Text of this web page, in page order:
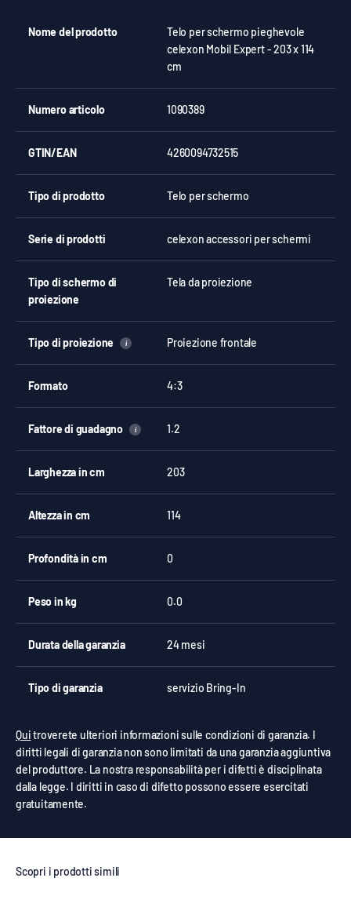
Nome del prodotto
Telo per schermo pieghevole
celexon Mobil Expert - 203 x 114
cm
Numero articolo 1090389
GTIN/EAN 4260094732515
Tipo di prodotto Telo per schermo
Serie di prodotti celexon accessori per schermi
Tipo di schermo di
proiezione
Tela da proiezione
Tipo di proiezione i Proiezione frontale
Formato 4:3
Fattore di guadagno i 1.2
Larghezza in cm 203
Altezza in cm 114
Profondità in cm 0
Peso in kg 0.0
Durata della garanzia 24 mesi
Tipo di garanzia servizio Bring-In
Quitroverete ulteriori informazioni sulle condizioni di garanzia. I
diritti legali di garanzia non sono limitati da una garanzia aggiuntiva
del produttore. La nostra responsabilità per i difetti è disciplinata
dalla legge. I diritti in caso di difetto possono essere esercitati
gratuitamente.